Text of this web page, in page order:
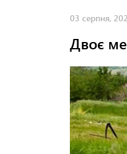
03 серпня,
Двоє